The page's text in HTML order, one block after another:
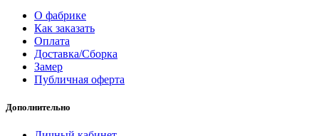
О фабрике
Как заказать
Оплата
Доставка/Сборка
Замер
Публичная оферта
Дополнительно